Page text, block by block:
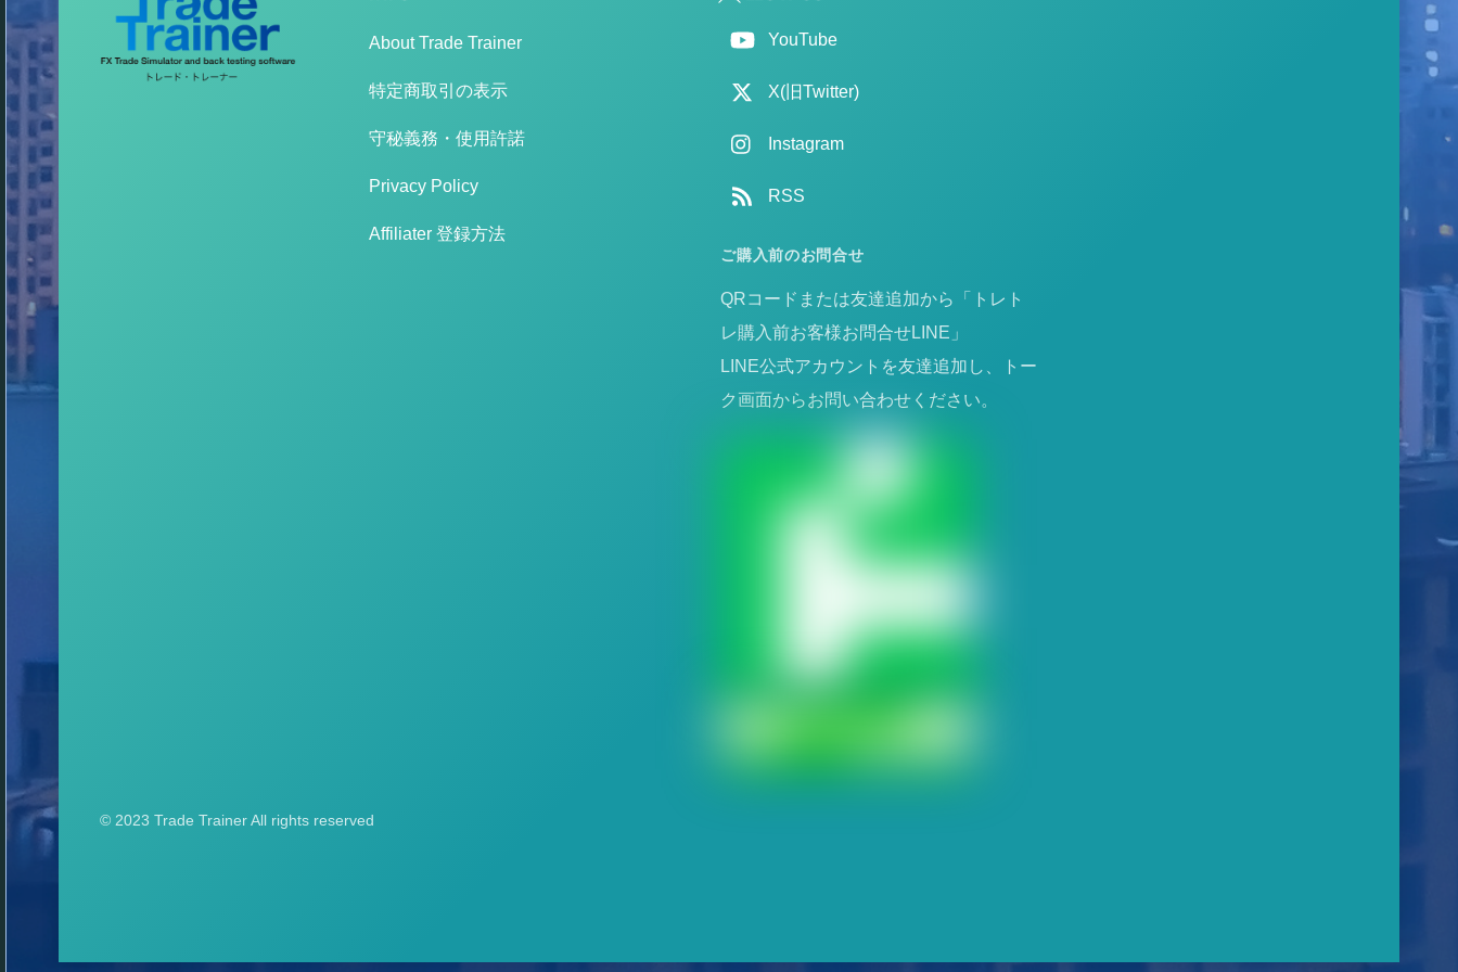
To
About Trade Trainer
特定商取引の表示
守秘義務・使用許諾
Privacy Policy
Affiliater 登録方法
YouTube
X(旧Twitter)
Instagram
RSS
ご購入前のお問合せ
QRコードまたは友達追加から「トレト
レ購入前お客様お問合せLINE」
LINE公式アカウントを友達追加し、トー
ク画面からお問い合わせください。
© 2023 Trade Trainer All rights reserved